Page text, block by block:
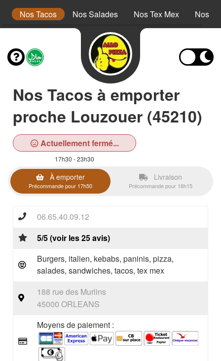
Nos Tacos Nos Salades Nos Tex Mex Nos
Nos Tacos à emporter
proche Louzouer (45210)
Actuellement fermé...
17h30 - 23h30
À emporter
Précommande pour 17h50
Livraison
Précommande pour 18h15
06.65.40.09.12
5/5 (voir les 25 avis)
Burgers, italien, kebabs, paninis, pizza,
salades, sandwiches, tacos, tex mex
188 rue des Murlins
45000 ORLEANS
Moyens de paiement :